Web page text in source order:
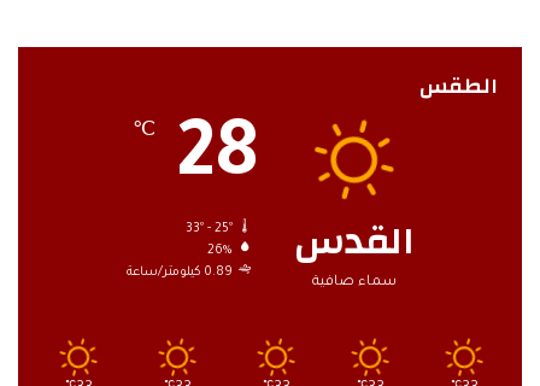
الطقس
القدس
سماء صافية
28
℃
33º - 25º
26%
0.89 كيلومتر/ساعة